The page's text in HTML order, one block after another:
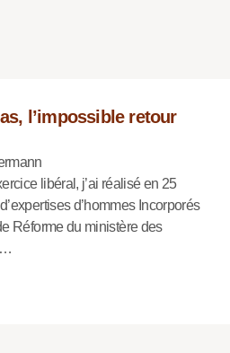
l’impossible retour
libéral, j’ai réalisé en 25
d’hommes Incorporés
Réforme du ministère des
…